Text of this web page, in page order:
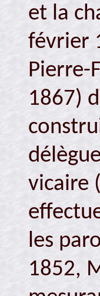
et la
février
Pierre-
1867)
vicaire
les
1852,